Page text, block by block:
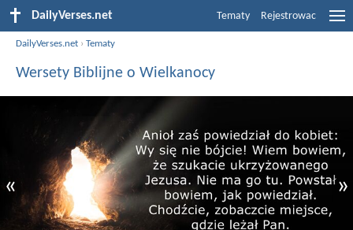
DailyVerses.net Tematy Rejestrowac
DailyVerses.net ›Tematy
Wersety Biblijne o Wielkanocy
« »